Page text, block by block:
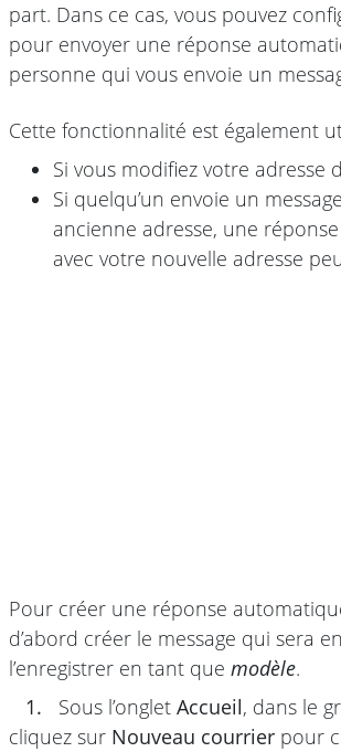
part. Dans ce cas, vous pouvez
pour envoyer une réponse
personne qui vous envoie un
Cette fonctionnalité est également
Si vous modifiez votre adresse
Si quelqu’un envoie un
ancienne adresse, une
avec votre nouvelle adresse
Pour créer une réponse
d’abord créer le message qui sera
l’enregistrer en tant que modèle.
1.
Sous l’onglet Accueil, dans le
cliquez sur Nouveau courrier pour